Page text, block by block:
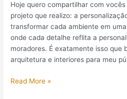
Hoje quero compartilhar com
projeto que realizo: a
transformar cada ambiente em
onde cada detalhe reflita a
moradores. É exatamente isso que
arquitetura e interiores para meu
Read More »